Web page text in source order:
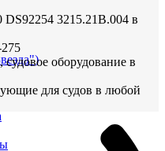
DS92254 3215.21В.004 в
судовое оборудование в
для судов в любой